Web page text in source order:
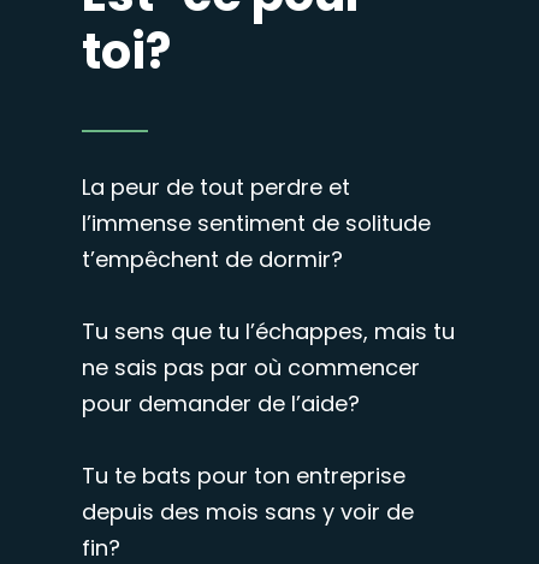
toi?
La peur de tout perdre et
l’immense sentiment de solitude
t’empêchent de dormir?
Tu sens que tu l’échappes, mais tu
ne sais pas par où commencer
pour demander de l’aide?
Tu te bats pour ton entreprise
depuis des mois sans y voir de
fin?